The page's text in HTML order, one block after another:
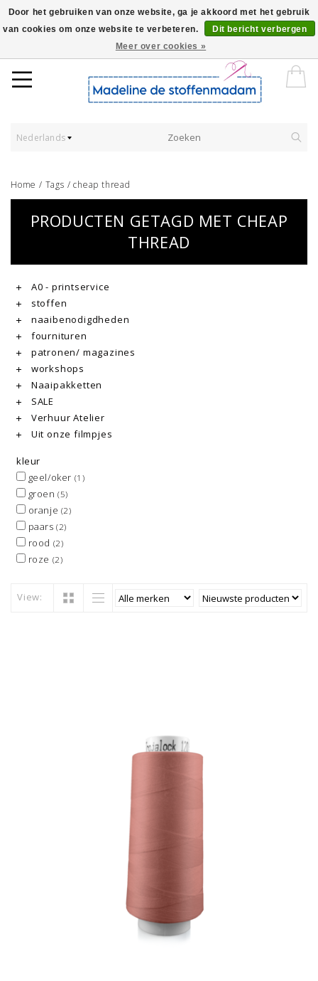
Worldwide Shipping - Onze stoffen worden verkocht per 10 cm.
Nederlands
Home / Tags /cheap thread
PRODUCTEN GETAGD MET CHEAP
THREAD
A0 - printservice
stoffen
naaibenodigdheden
fournituren
patronen/ magazines
workshops
Naaipakketten
SALE
Verhuur Atelier
Uit onze filmpjes
kleur
geel/oker (1)
groen(5)
oranje (2)
paars(2)
rood (2)
roze (2)
View:
Door het gebruiken van onze website, ga je akkoord met het gebruik
van cookies om onze website te verbeteren.
Dit bericht verbergen
Meer over cookies »